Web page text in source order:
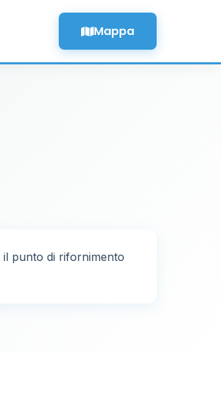
Mappa
il punto di rifornimento